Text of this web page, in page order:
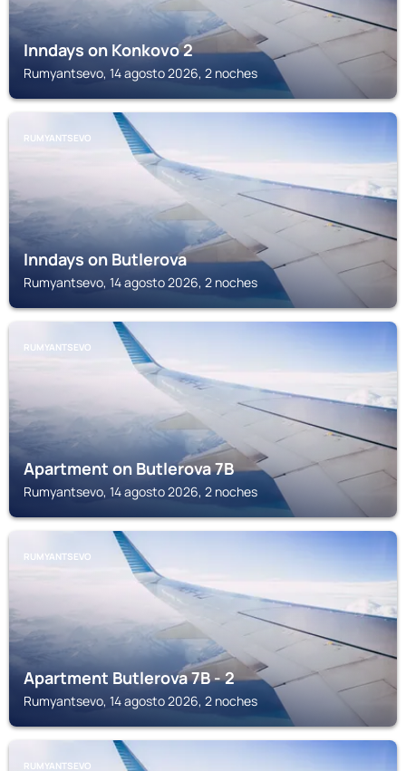
Inndays on Konkovo 2
Rumyantsevo, 14 agosto 2026, 2 noches
RUMYANTSEVO
Inndays on Butlerova
Rumyantsevo, 14 agosto 2026, 2 noches
RUMYANTSEVO
Apartment on Butlerova 7B
Rumyantsevo, 14 agosto 2026, 2 noches
RUMYANTSEVO
Apartment Butlerova 7B - 2
Rumyantsevo, 14 agosto 2026, 2 noches
RUMYANTSEVO